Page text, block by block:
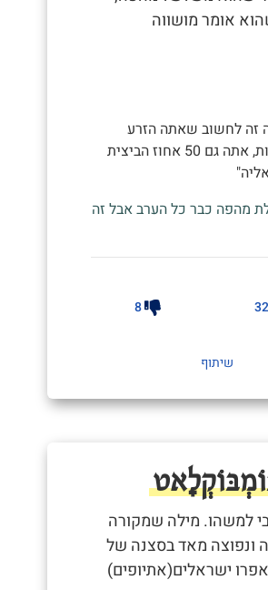
אומר מושווה
זה לחשוב שאתה הזרע
שניצח בתחרות, אתה גם 50 אחוז הביצית
מהפה כבר כל הערב אבל זה
8
שיתוף
למשהו. מילה שמקורה
ונפוצה מאד בסצנה של
ישראלים(אתיופים)